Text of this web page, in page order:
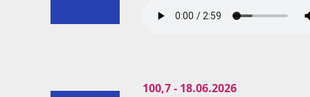
100,7 - 18.06.2026